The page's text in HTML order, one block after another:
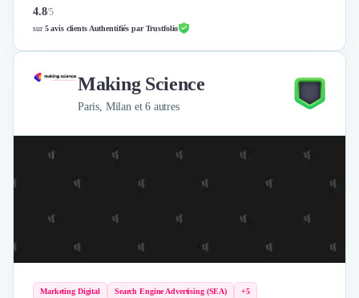
4.8/5
sur5 avis clients Authentifiés par Trustfolio
Making Science
Paris, Milan et 6 autres
Marketing Digital Search Engine Advertising (SEA) +5